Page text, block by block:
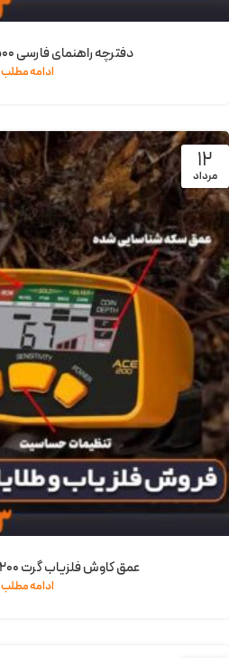
دفترچه راهنمای فارسی AlgoForce E1500
ادامه مطلب
12
مرداد
عمق کاوش فلزیاب گرت ACE200 چقدر است؟
ادامه مطلب